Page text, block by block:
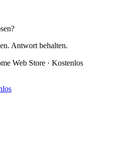
Antwort behalten.
Web Store · Kostenlos